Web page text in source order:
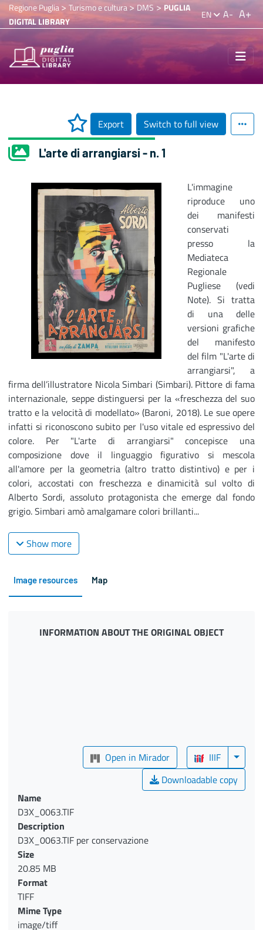
Regione Puglia> Turismo e cultura>DMS > PUGLIA
DIGITAL LIBRARY
EN A- A+
Export Switch to full view
L'arte di arrangiarsi - n. 1
L'immagine
riproduce uno
dei manifesti
conservati
presso la
Mediateca
Regionale
Pugliese (vedi
Note). Si tratta
di una delle
versioni grafiche
del manifesto
del film "L'arte di
arrangiarsi", a
firma dell’illustratore Nicola Simbari (Simbari). Pittore di fama
internazionale, seppe distinguersi per la «freschezza del suo
tratto e la velocità di modellato» (Baroni, 2018). Le sue opere
infatti si riconoscono subito per l'uso vitale ed espressivo del
colore. Per "L'arte di arrangiarsi" concepisce una
composizione dove il linguaggio figurativo si mescola
all'amore per la geometria (altro tratto distintivo) e per i
colori, accostati con freschezza e dinamicità sul volto di
Alberto Sordi, assoluto protagonista che emerge dal fondo
grigio. Simbari amò amalgamare colori brillanti...
Show more
Image resources Map
INFORMATION ABOUT THE ORIGINAL OBJECT
Open in Mirador
IIIF
Downloadable copy
Name
D3X_0063.TIF
Description
D3X_0063.TIF per conservazione
Size
20.85 MB
Format
TIFF
Mime Type
image/tiff